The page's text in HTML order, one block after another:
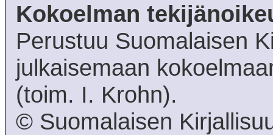
Kokoelman
Perustuu Suomalaisen
julkaisemaan
(toim. I. Krohn).
© Suomalaisen